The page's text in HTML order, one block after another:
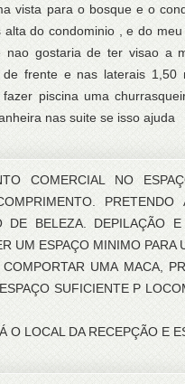
vista para o bosque e o
do condominio , e do
gostaria de ter visao a
frente e nas laterais 1,50
piscina uma
nas suite se isso ajuda
COMERCIAL NO
PRETENDO
DE BELEZA. DEPILAÇÃO E
UM ESPAÇO MINIMO PARA
UMA MACA,
SUFICIENTE P
O LOCAL DA RECEPÇÃO E